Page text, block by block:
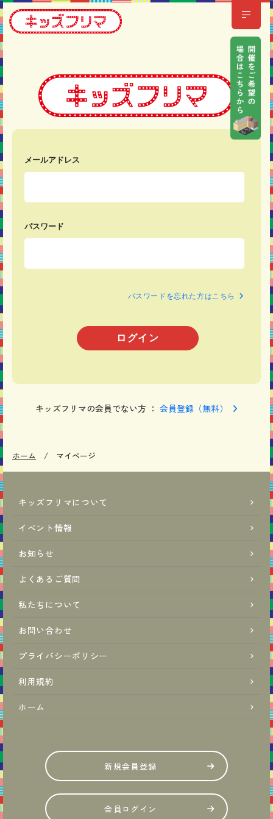
メールアドレス
パスワード
パスワードを忘れた方はこちら
キッズフリマの会員でない方 ： 会員登録（無料）
ホーム マイページ
キッズフリマについて
イベント情報
お知らせ
よくあるご質問
私たちについて
お問い合わせ
プライバシーポリシー
利用規約
ホーム
新規会員登録
会員ログイン